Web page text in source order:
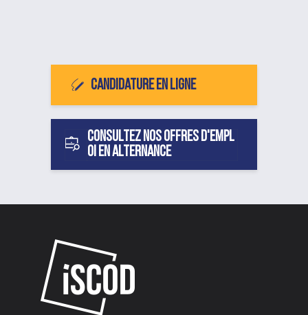
Candidature en ligne
Consultez nos offres d'empl
oi en alternance